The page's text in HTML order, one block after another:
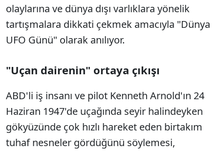
olaylarına ve dünya dışı varlıklara yönelik
tartışmalara dikkati çekmek amacıyla "Dünya
UFO Günü" olarak anılıyor.
"Uçan dairenin" ortaya çıkışı
ABD'li iş insanı ve pilot Kenneth Arnold'ın 24
Haziran 1947'de uçağında seyir halindeyken
gökyüzünde çok hızlı hareket eden birtakım
tuhaf nesneler gördüğünü söylemesi,